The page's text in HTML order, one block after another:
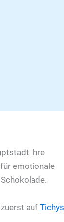
ihre
emotionale
auf Tichys